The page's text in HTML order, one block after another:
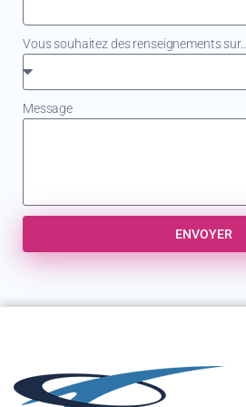
Vous souhaitez des renseignements sur...
Message
ENVOYER